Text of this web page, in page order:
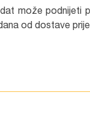
može podnijeti
od dostave